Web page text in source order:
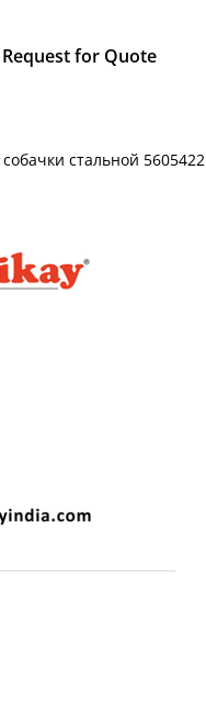
Request for Quote
стальной 5605422